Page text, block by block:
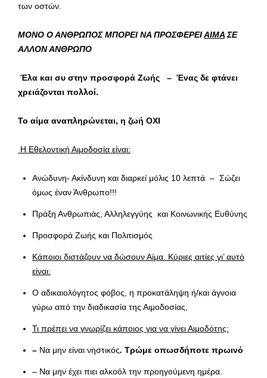
των οστών.
ΜΟΝΟ Ο ΑΝΘΡΩΠΟΣ ΜΠΟΡΕΙ ΝΑ ΠΡΟΣΦΕΡΕΙΑΙΜΑ ΣΕ
ΑΛΛΟΝ ΑΝΘΡΩΠΟ
Έλα και συ στην προσφορά Ζωής – Ένας δε φτάνει
χρειάζονται πολλοί.
Το αίμα αναπληρώνεται, η ζωή ΟΧΙ
Η Εθελοντική Αιμοδοσία είναι:
Ανώδυνη- Ακίνδυνη και διαρκεί μόλις 10 λεπτά – Σώζει
όμως έναν Άνθρωπο!!!
Πράξη Ανθρωπιάς, Αλληλεγγύης και Κοινωνικής Ευθύνης
Προσφορά Ζωής και Πολιτισμός
Κάποιοι διστάζουν να δώσουν Αίμα. Κύριες αιτίες γι’ αυτό
είναι:
Ο αδικαιολόγητος φόβος, η προκατάληψη ή/και άγνοια
γύρω από την διαδικασία της Αιμοδοσίας,
Τι πρέπει να γνωρίζει κάποιος για να γίνει Αιμοδότης:
– Να μην είναι νηστικός. Τρώμε οπωσδήποτε πρωινό
– Να μην έχει πιει αλκοόλ την προηγούμενη ημέρα.